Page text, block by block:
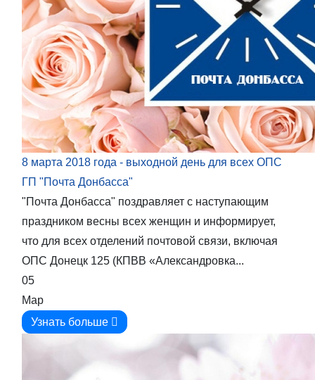
8 марта 2018 года - выходной день для всех ОПС
ГП "Почта Донбасса"
"Почта Донбасса" поздравляет с наступающим
праздником весны всех женщин и информирует,
что для всех отделений почтовой связи, включая
ОПС Донецк 125 (КПВВ «Александровка...
05
Мар
Узнать больше